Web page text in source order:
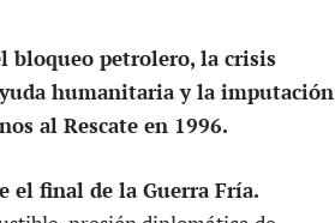
bloqueo petrolero, la crisis
humanitaria y la imputación
al Rescate en 1996.
el final de la Guerra Fría.